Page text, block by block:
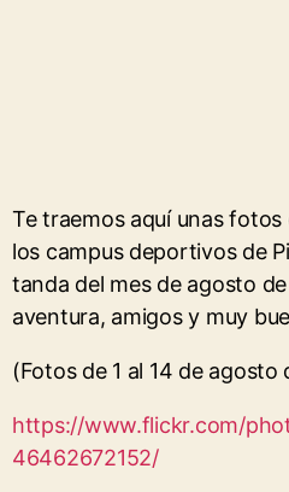
Te traemos aquí unas
los campus deportivos de
tanda del mes de agosto
aventura, amigos y muy
(Fotos de 1 al 14 de agosto
https://www.flickr.com/
46462672152/